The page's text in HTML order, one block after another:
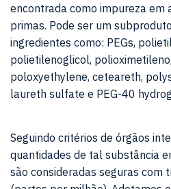
encontrada como impureza em
primas. Pode ser um
ingredientes como: PEGs,
polietilenoglicol,
poloxyethylene, ceteareth,
laureth sulfate e PEG-40
Seguindo critérios de órgãos
quantidades de tal substância
são consideradas seguras com